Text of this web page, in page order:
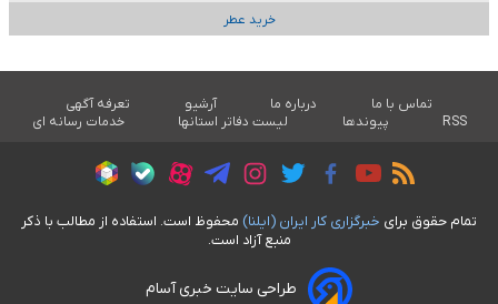
خرید عطر
تماس با ما درباره ما آرشیو
تعرفه آگهی
RSS
پیوندها لیست دفاتر استانها خدمات رسانه ای
تمام حقوق برای خبرگزاری کار ايران (ايلنا) محفوظ است. استفاده از مطالب با ذکر
منبع آزاد است.
طراحی سایت خبری آسام